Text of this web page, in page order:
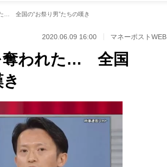
… 全国の“お祭り男”たちの嘆き
2020.06.09 16:00 マネーポストWEB
奪われた… 全国